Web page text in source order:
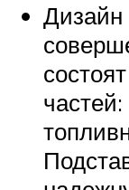
частей: